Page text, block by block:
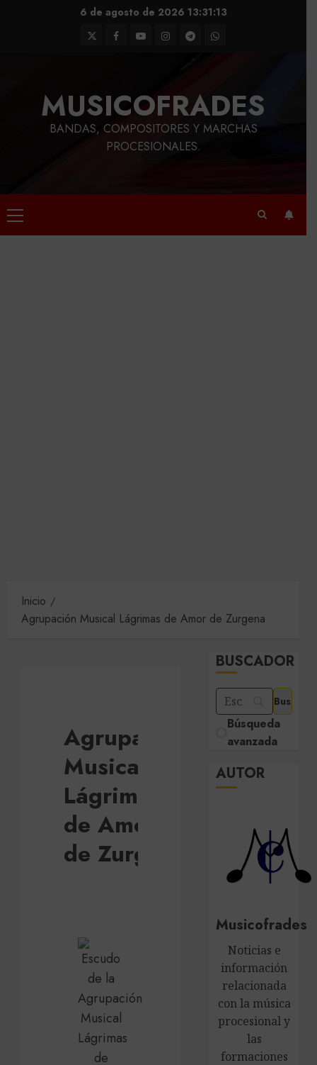
6 de agosto de 2026 13:31:14
TwitterFacebook
YoutubeInstagram
TelegramWhatsApp
MUSICOFRADES
BANDAS, COMPOSITORES Y MARCHAS
PROCESIONALES.
Menú
principal
Inicio
Agrupación Musical Lágrimas de Amor de Zurgena
Agrupación
Musical
Lágrimas
de Amor
de Zurgena
BUSCADOR
Búsqueda
avanzada
AUTOR
Musicofrades
Noticias e
información
relacionada
con la música
procesional y
las
formaciones